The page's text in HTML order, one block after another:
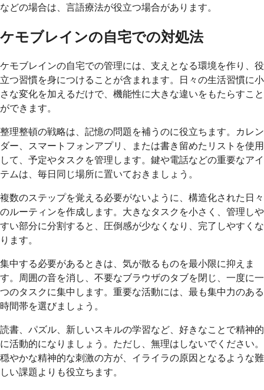
などの場合は、言語療法が役立つ場合があります。
ケモブレインの自宅での対処法
ケモブレインの自宅での管理には、支えとなる環境を作り、役
立つ習慣を身につけることが含まれます。日々の生活習慣に小
さな変化を加えるだけで、機能性に大きな違いをもたらすこと
ができます。
整理整頓の戦略は、記憶の問題を補うのに役立ちます。カレン
ダー、スマートフォンアプリ、または書き留めたリストを使用
して、予定やタスクを管理します。鍵や電話などの重要なアイ
テムは、毎日同じ場所に置いておきましょう。
複数のステップを覚える必要がないように、構造化された日々
のルーティンを作成します。大きなタスクを小さく、管理しや
すい部分に分割すると、圧倒感が少なくなり、完了しやすくな
ります。
集中する必要があるときは、気が散るものを最小限に抑えま
す。周囲の音を消し、不要なブラウザのタブを閉じ、一度に一
つのタスクに集中します。重要な活動には、最も集中力のある
時間帯を選びましょう。
読書、パズル、新しいスキルの学習など、好きなことで精神的
に活動的になりましょう。ただし、無理はしないでください。
穏やかな精神的な刺激の方が、イライラの原因となるような難
しい課題よりも役立ちます。